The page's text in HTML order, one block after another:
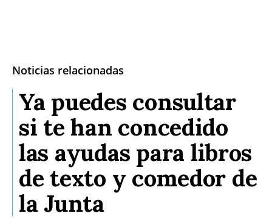
Noticias relacionadas
Ya puedes consultar
si te han concedido
las ayudas para libros
de texto y comedor de
la Junta